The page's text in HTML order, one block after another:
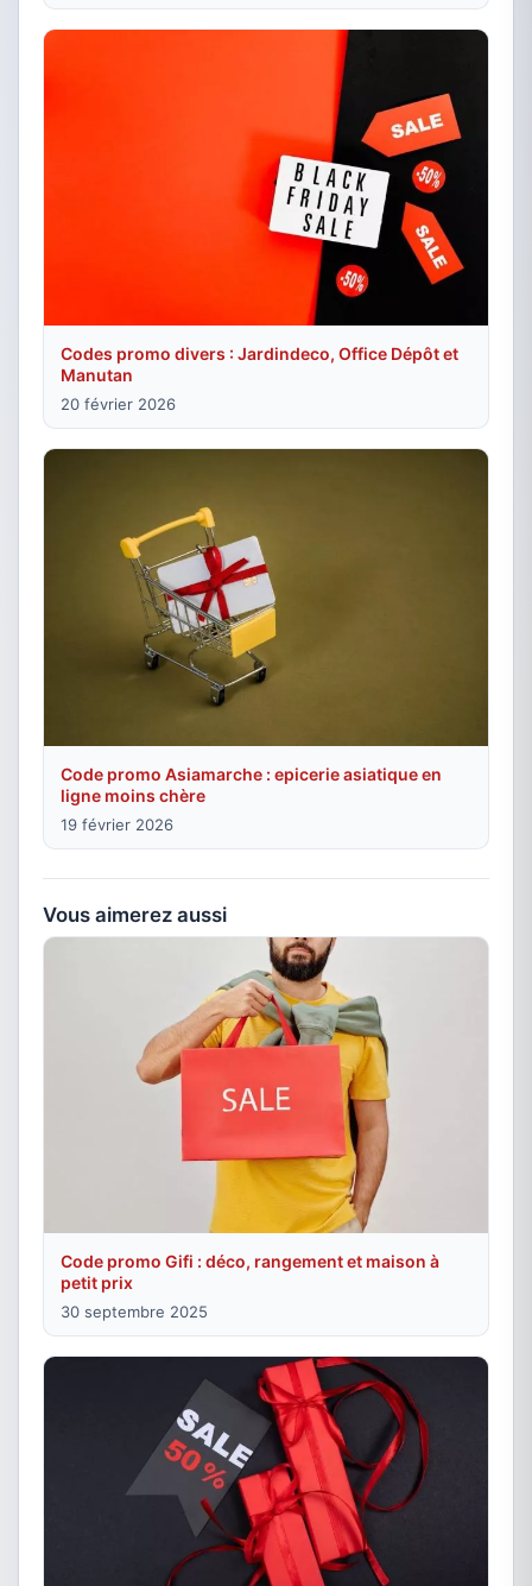
Codes promo divers : Jardindeco, Office Dépôt et
Manutan
20 février 2026
Code promo Asiamarche : epicerie asiatique en
ligne moins chère
19 février 2026
Vous aimerez aussi
Code promo Gifi : déco, rangement et maison à
petit prix
30 septembre 2025